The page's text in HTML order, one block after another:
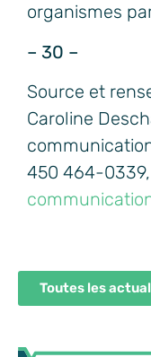
organismes
– 30 –
Source et
Caroline
450 464-0339,
Toutes les